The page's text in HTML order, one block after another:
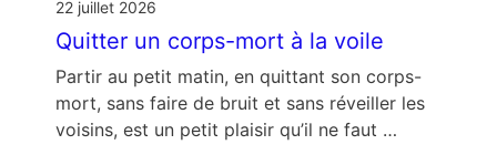
22 juillet 2026
Quitter un corps-mort à la voile
Partir au petit matin, en quittant son corps-
mort, sans faire de bruit et sans réveiller les
voisins, est un petit plaisir qu’il ne faut …